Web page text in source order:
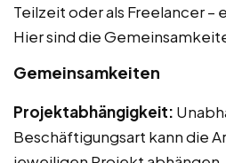
Teilzeit oder als Freelancer –
Hier sind die
Gemeinsamkeiten
Projektabhängigkeit:
Beschäftigungsart kann die